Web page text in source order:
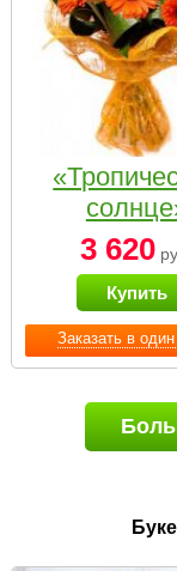
Заказать в
3 620
Купить